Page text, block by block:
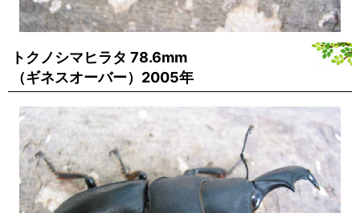
トクノシマヒラタ 78.6mm
（ギネスオーバー）2005年